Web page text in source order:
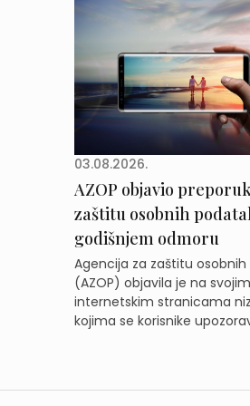
03.08.2026.
AZOP objavio
zaštitu osobnih
godišnjem odmoru
Agencija za zaštitu
(AZOP) objavila je na
internetskim stranicama
kojima se korisnike